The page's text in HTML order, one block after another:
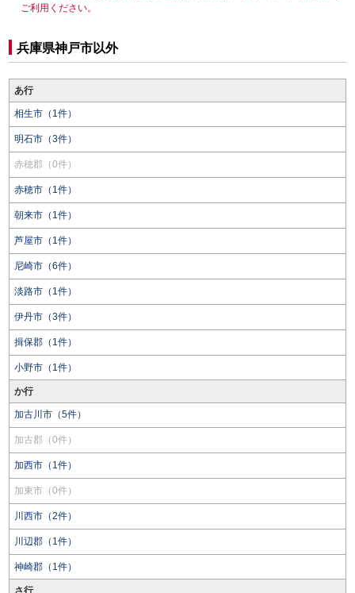
ご利用ください。
兵庫県神戸市以外
あ行
相生市（1件）
明石市（3件）
赤穂郡（0件）
赤穂市（1件）
朝来市（1件）
芦屋市（1件）
尼崎市（6件）
淡路市（1件）
伊丹市（3件）
揖保郡（1件）
小野市（1件）
か行
加古川市（5件）
加古郡（0件）
加西市（1件）
加東市（0件）
川西市（2件）
川辺郡（1件）
神崎郡（1件）
さ行